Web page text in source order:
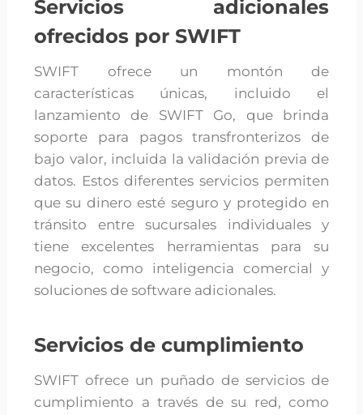
Servicios adicionales
ofrecidos por SWIFT
SWIFT ofrece un montón de
características únicas, incluido el
lanzamiento de SWIFT Go, que brinda
soporte para pagos transfronterizos de
bajo valor, incluida la validación previa de
datos. Estos diferentes servicios permiten
que su dinero esté seguro y protegido en
tránsito entre sucursales individuales y
tiene excelentes herramientas para su
negocio, como inteligencia comercial y
soluciones de software adicionales.
Servicios de cumplimiento
SWIFT ofrece un puñado de servicios de
cumplimiento a través de su red, como